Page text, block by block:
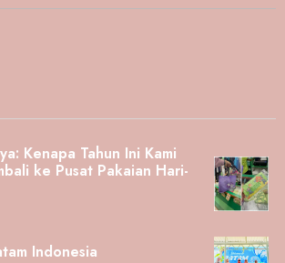
Kenapa Tahun Ini Kami
ke Pusat Pakaian Hari-
Indonesia